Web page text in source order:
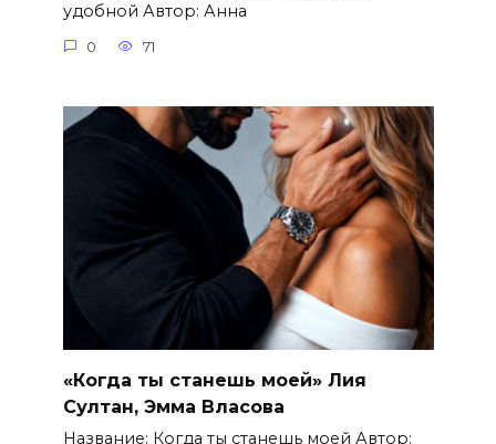
удобной Автор: Анна
0 71
«Когда ты станешь моей» Лия
Султан, Эмма Власова
Название: Когда ты станешь моей Автор: